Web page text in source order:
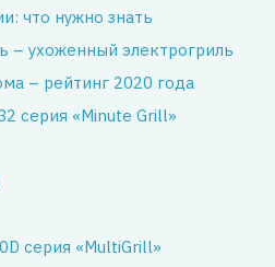
что нужно знать
– ухоженный электрогриль
– рейтинг 2020 года
серия «Minute Grill»
серия «MultiGrill»